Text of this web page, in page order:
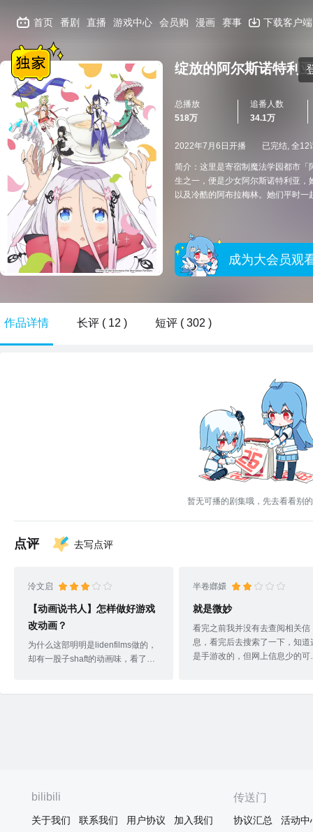
首页 番剧 直播 游戏中心 会员购 漫画 赛事 下载客户端
绽放的阿尔斯诺特利
总播放
518万
追番人数
34.1万
2022年7月6日开播 已完结, 全12
简介：这里是寄宿制魔法学园都市
生之一，便是少女阿尔斯诺特利亚
以及冷酷的阿布拉梅林。她们平时
成为大会员观
作品详情 长评 ( 12 ) 短评 ( 302 )
暂无可播的剧集哦，先去看看别
点评 去写点评
泠文启
【动画说书人】怎样做好游戏
改动画？
为什么这部明明是lidenfilms做的，
却有一股子shaft的动画味，看了导
白为故事染上一层清冷的基调，在
最明显可以在《向阳素描》中得以
半卷嫏嬛
就是微妙
看完之前我并没有去查阅相关信
息，看完后去搜索了一下，知道
是手游改的，但网上信息少的可
不安，我以为主角线和骑士团线
着话数的进行，这种感觉越发强
bilibili
关于我们 联系我们 用户协议
加入我们
传送门
协议汇总
活动中